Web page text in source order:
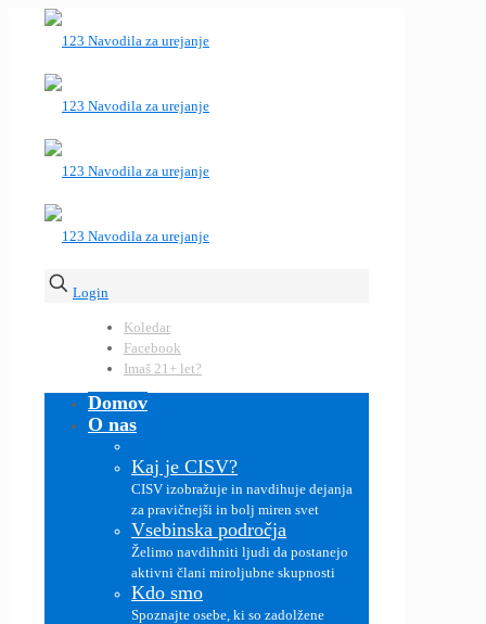
Login
Koledar
Facebook
Imaš 21+ let?
Domov
O nas
Kaj je CISV?
CISV izobražuje in navdihuje dejanja
za pravičnejši in bolj miren svet
Vsebinska področja
Želimo navdihniti ljudi da postanejo
aktivni člani miroljubne skupnosti
Kdo smo
Spoznajte osebe, ki so zadolžene